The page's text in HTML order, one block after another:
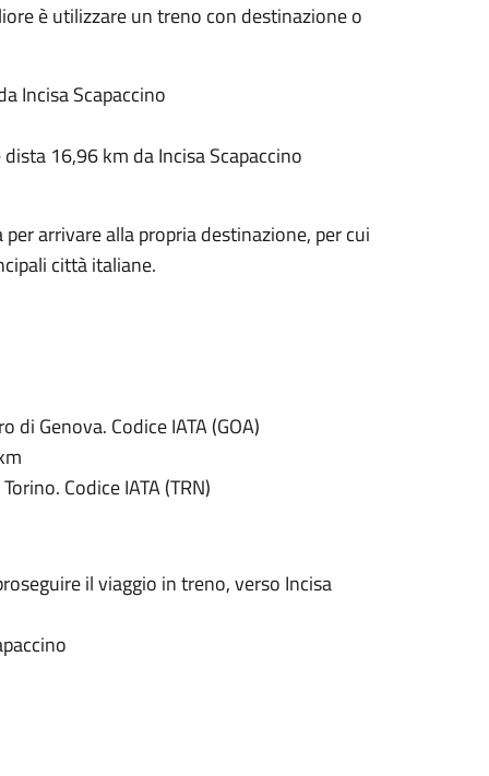
è utilizzare un treno con destinazione o
Incisa Scapaccino
16,96 km da Incisa Scapaccino
arrivare alla propria destinazione, per cui
città italiane.
Genova. Codice IATA (GOA)
Codice IATA (TRN)
il viaggio in treno, verso Incisa